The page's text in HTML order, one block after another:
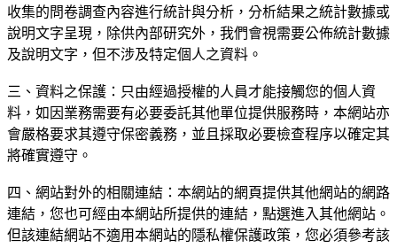
收集的問卷調查內容進行統計與分析，分析結果之統計數據或
說明文字呈現，除供內部研究外，我們會視需要公佈統計數據
及說明文字，但不涉及特定個人之資料。
三、資料之保護：只由經過授權的人員才能接觸您的個人資
料，如因業務需要有必要委託其他單位提供服務時，本網站亦
會嚴格要求其遵守保密義務，並且採取必要檢查程序以確定其
將確實遵守。
四、網站對外的相關連結：本網站的網頁提供其他網站的網路
連結，您也可經由本網站所提供的連結，點選進入其他網站。
但該連結網站不適用本網站的隱私權保護政策，您必須參考該